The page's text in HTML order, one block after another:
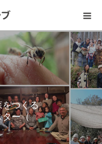
をつくる
（監理人）